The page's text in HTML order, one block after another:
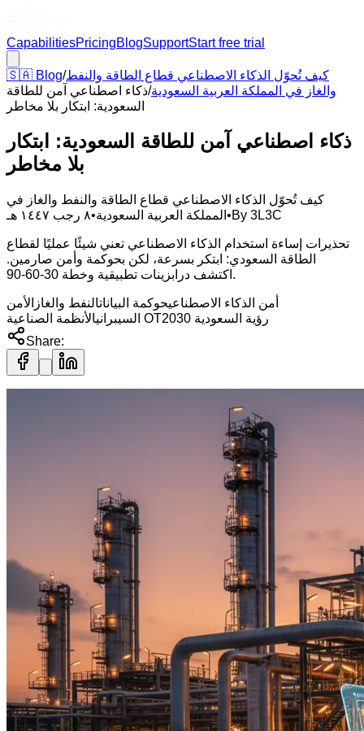
CapabilitiesPricingBlogSupportStart free trial
🇸🇦 Blog/كيف تُحوّل الذكاء الاصطناعي قطاع الطاقة والنفط
والغاز في المملكة العربية السعودية/ذكاء اصطناعي آمن للطاقة
السعودية: ابتكار بلا مخاطر
ذكاء اصطناعي آمن للطاقة السعودية: ابتكار
بلا مخاطر
كيف تُحوّل الذكاء الاصطناعي قطاع الطاقة والنفط والغاز في
المملكة العربية السعودية•٨ رجب ١٤٤٧ هـ •By 3L3C
تحذيرات إساءة استخدام الذكاء الاصطناعي تعني شيئًا عمليًا لقطاع
الطاقة السعودي: ابتكر بسرعة، لكن بحوكمة وأمن صارمين.
اكتشف درابزينات تطبيقية وخطة 30-60-90.
أمن الذكاء الاصطناعيحوكمة البياناتالنفط والغاز الأمن
السيبراني الأنظمة الصناعية OT
رؤية السعودية 2030
Share: